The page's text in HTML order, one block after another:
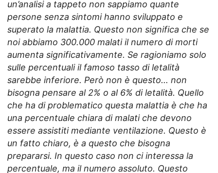
un’analisi a tappeto non sappiamo quante
persone senza sintomi hanno sviluppato e
superato la malattia. Questo non significa che se
noi abbiamo 300.000 malati il numero di morti
aumenta significativamente. Se ragioniamo solo
sulle percentuali il famoso tasso di letalità
sarebbe inferiore. Però non è questo… non
bisogna pensare al 2% o al 6% di letalità. Quello
che ha di problematico questa malattia è che ha
una percentuale chiara di malati che devono
essere assistiti mediante ventilazione. Questo è
un fatto chiaro, è a questo che bisogna
prepararsi. In questo caso non ci interessa la
percentuale, ma il numero assoluto. Questo